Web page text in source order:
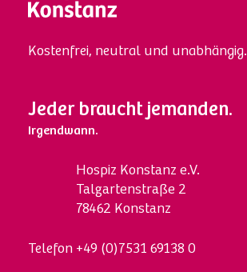
Kostenfrei, neutral und unabhängig.
Jeder braucht jemanden.
Irgendwann.
Hospiz Konstanz e.V.
Talgartenstraße 2
78462 Konstanz
Telefon +49 (0)7531 69138 0